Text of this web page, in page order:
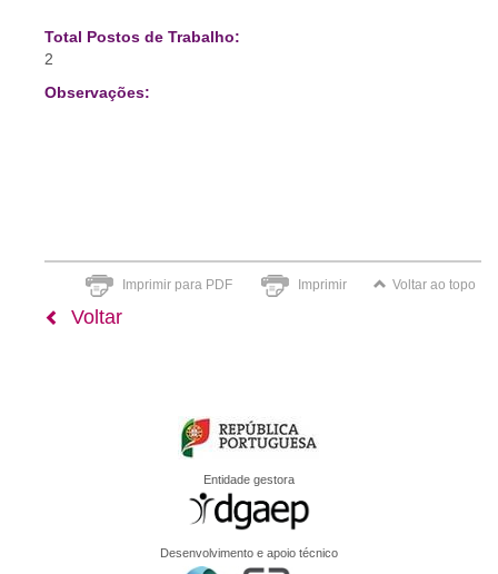
Total Postos de Trabalho:
2
Observações:
Imprimir para PDF Imprimir Voltar ao topo
Voltar
Entidade gestora
Desenvolvimento e apoio técnico